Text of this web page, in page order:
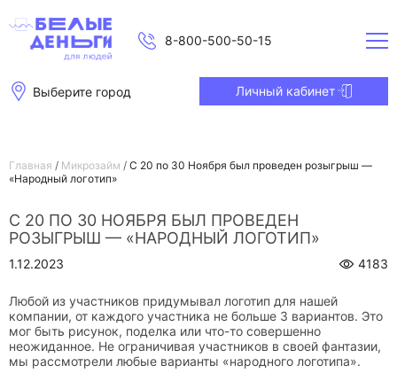
8-800-500-50-15
Выберите город Личный кабинет
Главная / Микрозайм / С 20 по 30 Ноября был проведен розыгрыш —
«Народный логотип»
С 20 ПО 30 НОЯБРЯ БЫЛ ПРОВЕДЕН
РОЗЫГРЫШ — «НАРОДНЫЙ ЛОГОТИП»
1.12.2023 4183
Любой из участников придумывал логотип для нашей
компании, от каждого участника не больше 3 вариантов. Это
мог быть рисунок, поделка или что-то совершенно
неожиданное. Не ограничивая участников в своей фантазии,
мы рассмотрели любые варианты «народного логотипа».